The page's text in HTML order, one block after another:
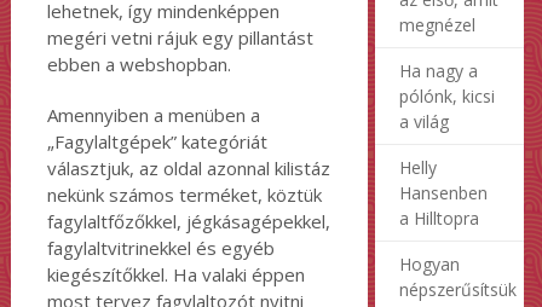
lehetnek, így mindenképpen
megéri vetni rájuk egy pillantást
ebben a webshopban.
Amennyiben a menüben a
„Fagylaltgépek” kategóriát
választjuk, az oldal azonnal kilistáz
nekünk számos terméket, köztük
fagylaltfőzőkkel, jégkásagépekkel,
fagylaltvitrinekkel és egyéb
kiegészítőkkel. Ha valaki éppen
most tervez fagylaltozót nyitni
megnézel
Ha nagy a
pólónk, kicsi
a világ
Helly
Hansenben
a Hilltopra
Hogyan
népszerűsítsük